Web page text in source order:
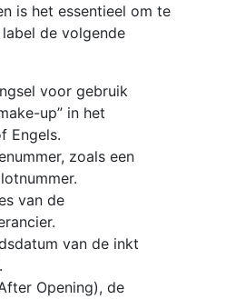
is het essentieel om te
de volgende
voor gebruik
up” in het
Engels.
zoals een
van de
van de inkt
Opening), de